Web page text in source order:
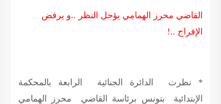
القاضي محرز الهمامي يؤجل النظر ..و يرفض
الإفراج ..!
* نظرت الدائرة الجنائية الرابعة بالمحكمة
الإبتدائية بتونس برئاسة القاضي محرز الهمامي